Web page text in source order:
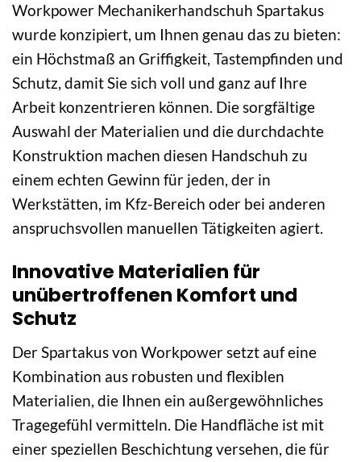
Workpower Mechanikerhandschuh Spartakus
wurde konzipiert, um Ihnen genau das zu bieten:
ein Höchstmaß an Griffigkeit, Tastempfinden und
Schutz, damit Sie sich voll und ganz auf Ihre
Arbeit konzentrieren können. Die sorgfältige
Auswahl der Materialien und die durchdachte
Konstruktion machen diesen Handschuh zu
einem echten Gewinn für jeden, der in
Werkstätten, im Kfz-Bereich oder bei anderen
anspruchsvollen manuellen Tätigkeiten agiert.
Innovative Materialien für
unübertroffenen Komfort und
Schutz
Der Spartakus von Workpower setzt auf eine
Kombination aus robusten und flexiblen
Materialien, die Ihnen ein außergewöhnliches
Tragegefühl vermitteln. Die Handfläche ist mit
einer speziellen Beschichtung versehen, die für